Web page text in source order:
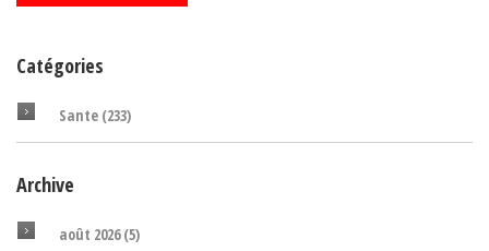
Catégories
Sante (233)
Archive
août 2026(5)